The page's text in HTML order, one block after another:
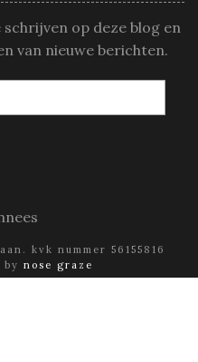
op deze blog en
van nieuwe berichten.
kvk nummer 56155816
by nose graze